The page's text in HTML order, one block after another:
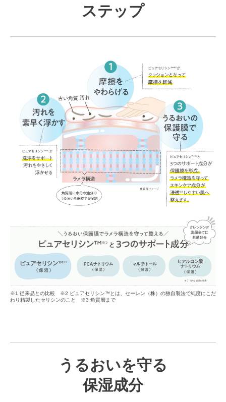
ステップ
※1 従来品との比較 ※2 ピュアセリシン™とは、セーレン（株）の独自製法で純度にこだ
わり精製したセリシンのこと ※3 角質層まで
うるおいを守る
保湿成分